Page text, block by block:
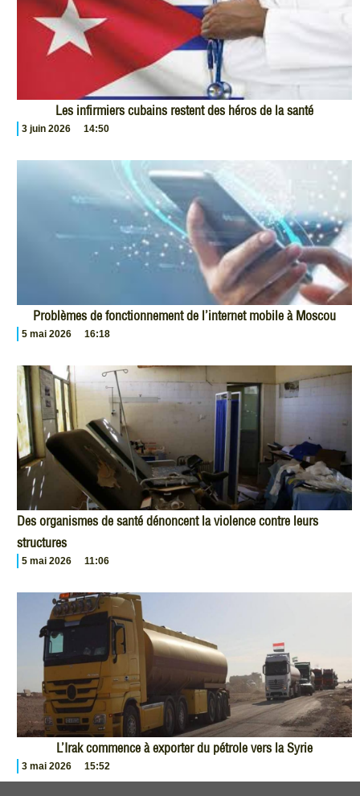
Les infirmiers cubains restent des héros de la santé
3 juin 2026 14:50
Problèmes de fonctionnement de l’internet mobile à Moscou
5 mai 2026 16:18
Des organismes de santé dénoncent la violence contre leurs
structures
5 mai 2026 11:06
L’Irak commence à exporter du pétrole vers la Syrie
3 mai 2026 15:52